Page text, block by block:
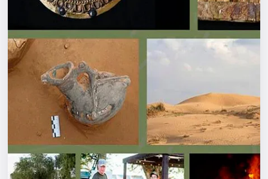
События
Города
Площадки
Рейтинги